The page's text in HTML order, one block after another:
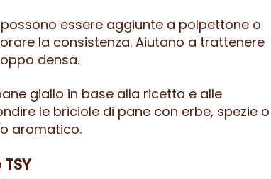
essere aggiunte a polpettone o
la consistenza. Aiutano a trattenere
densa.
giallo in base alla ricetta e alle
le briciole di pane con erbe, spezie o
aromatico.